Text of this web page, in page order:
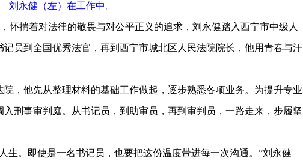
刘永健（左）在工作中。
揣着对法律的敬畏与对公平正义的追求，刘永健踏入西宁市中级人
员到全国优秀法官，再到西宁市城北区人民法院院长，他用青春与汗
，他先从整理材料的基础工作做起，逐步熟悉各项业务。为提升专业
刑事审判庭。从书记员，到助审员，再到审判员，一路走来，步履坚
。即使是一名书记员，也要把这份温度带进每一次沟通。”刘永健